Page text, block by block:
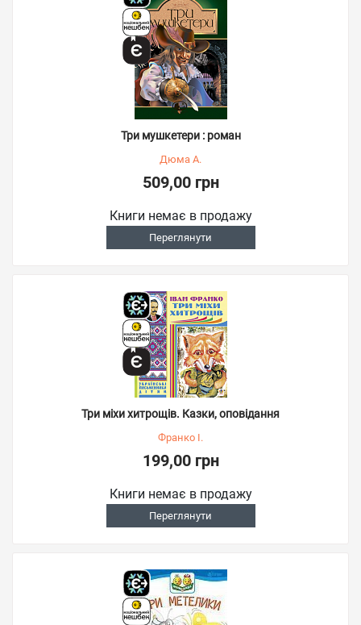
Три мушкетери : роман
Дюма А.
509,00 грн
Книги немає в продажу
Переглянути
Три міхи хитрощів. Казки, оповідання
Франко І.
199,00 грн
Книги немає в продажу
Переглянути